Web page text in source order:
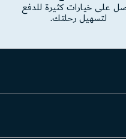
على خيارات كثيرة للدفع
لتسهيل رحلتك.